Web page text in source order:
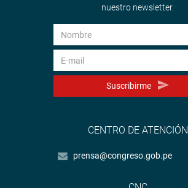
nuestro newsletter.
Suscribirme
CENTRO DE ATENCIÓN
prensa@congreso.gob.pe